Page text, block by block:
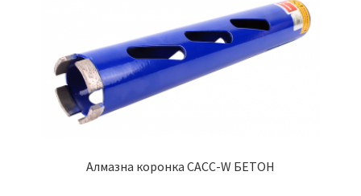
Алмазна коронка CACC-W БЕТОН